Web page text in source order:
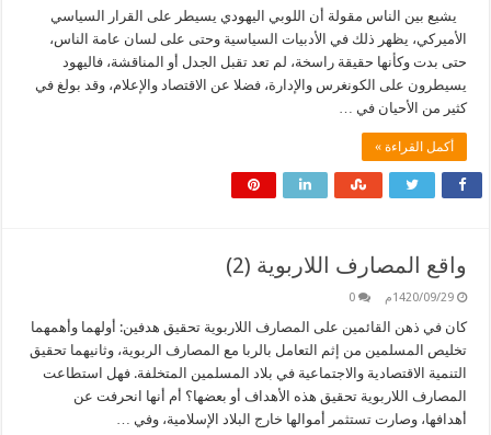
يشيع بين الناس مقولة أن اللوبي اليهودي يسيطر على القرار السياسي
الأميركي، يظهر ذلك في الأدبيات السياسية وحتى على لسان عامة الناس،
حتى بدت وكأنها حقيقة راسخة، لم تعد تقبل الجدل أو المناقشة، فاليهود
يسيطرون على الكونغرس والإدارة، فضلا عن الاقتصاد والإعلام، وقد بولغ في
كثير من الأحيان في …
أكمل القراءة »
واقع المصارف اللاربوية (2)
1420/09/29م 0
كان في ذهن القائمين على المصارف اللاربوية تحقيق هدفين: أولهما وأهمهما
تخليص المسلمين من إثم التعامل بالربا مع المصارف الربوية، وثانيهما تحقيق
التنمية الاقتصادية والاجتماعية في بلاد المسلمين المتخلفة. فهل استطاعت
المصارف اللاربوية تحقيق هذه الأهداف أو بعضها؟ أم أنها انحرفت عن
أهدافها، وصارت تستثمر أموالها خارج البلاد الإسلامية، وفي …